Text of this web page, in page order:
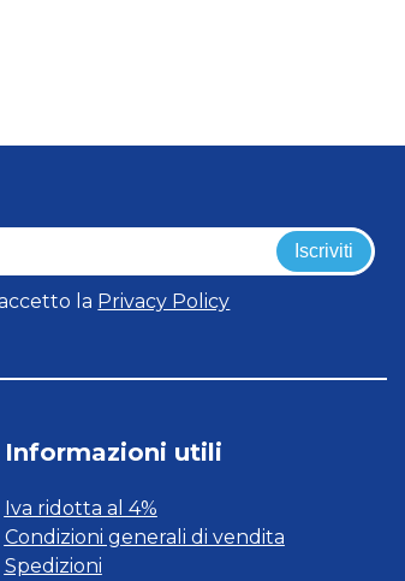
Iscriviti
la Privacy Policy
Informazioni utili
Iva ridotta al 4%
Condizioni generali di vendita
Spedizioni